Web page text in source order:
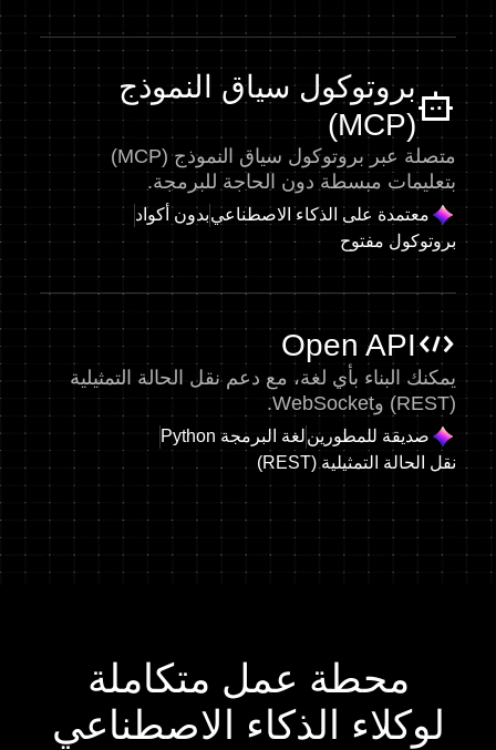
بروتوكول سياق النموذج
(MCP)
متصلة عبر بروتوكول سياق النموذج (MCP)
بتعليمات مبسطة دون الحاجة للبرمجة.
معتمدة على الذكاء الاصطناعيبدون أكواد
بروتوكول مفتوح
Open API
يمكنك البناء بأي لغة، مع دعم نقل الحالة التمثيلية
(REST) وWebSocket.
صديقة للمطورينلغة البرمجة Python
نقل الحالة التمثيلية (REST)
محطة عمل متكاملة
لوكلاء الذكاء الاصطناعي